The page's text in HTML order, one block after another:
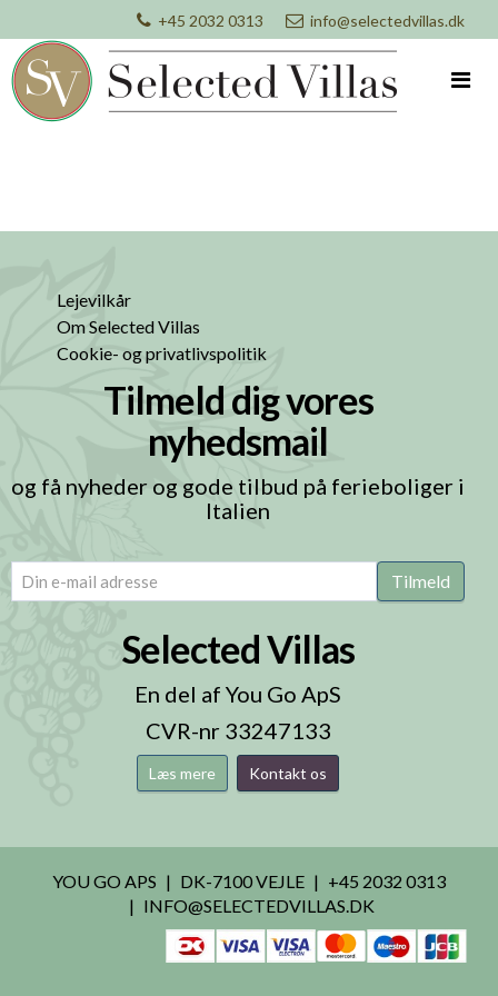
+45 2032 0313 info@selectedvillas.dk
Lejevilkår
Om Selected Villas
Cookie- og privatlivspolitik
Tilmeld dig vores
nyhedsmail
og få nyheder og gode tilbud på ferieboliger i
Italien
email (Påkrævet) Tilmeld
Selected Villas
En del af You Go ApS
CVR-nr 33247133
Læs mere Kontakt os
YOU GO APS DK-7100 VEJLE
+45 2032 0313
INFO@SELECTEDVILLAS.DK